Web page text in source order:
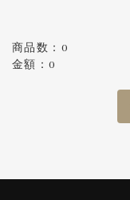
商品数：0
金額：0